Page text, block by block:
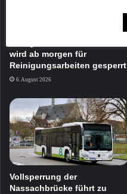
wird ab morgen für
Reinigungsarbeiten gesperrt
6. August 2026
Vollsperrung der
Nassachbrücke führt zu